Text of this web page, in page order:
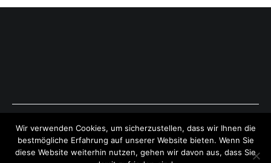
Copyright © 2026ExpressAntworten.com . All rights reserved.
Theme:Cenote by ThemeGrill. Powered byWordPress .
Wir verwenden Cookies, um sicherzustellen, dass wir Ihnen die
bestmögliche Erfahrung auf unserer Website bieten. Wenn Sie
diese Website weiterhin nutzen, gehen wir davon aus, dass Sie